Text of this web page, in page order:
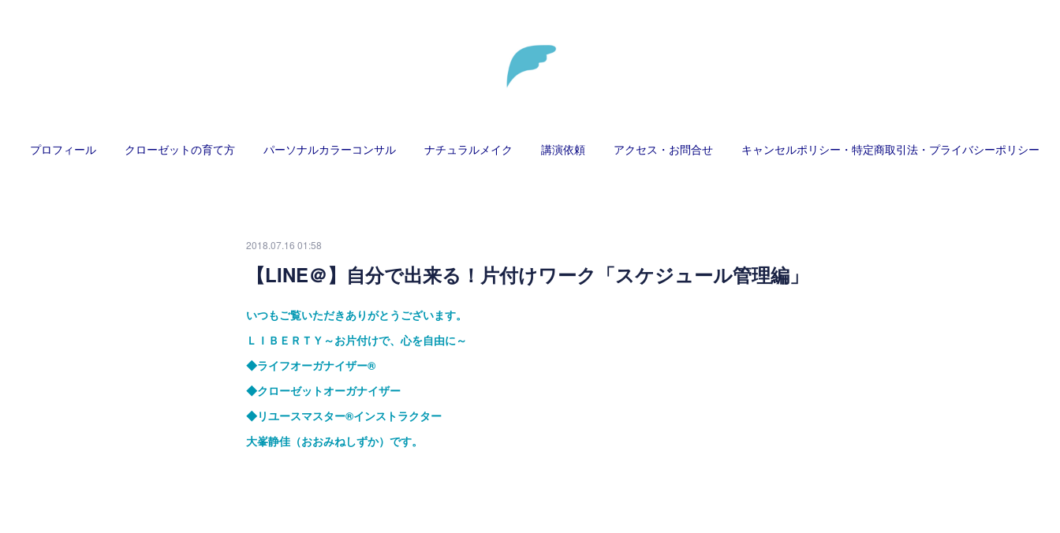
プロフィール クローゼットの育て方 パーソナルカラーコンサル ナチュラルメイク 講演依頼 アクセス・お問合せ キャンセルポリシー・特定商取引法・プライバシーポリシー
2018.07.16 01:58
【LINE＠】自分で出来る！片付けワーク「スケジュール管理編」
いつもご覧いただきありがとうございます。
ＬＩＢＥＲＴＹ～お片付けで、心を自由に～
◆ライフオーガナイザー®
◆クローゼットオーガナイザー
◆リユースマスター®インストラクター
大峯静佳（おおみねしずか）です。